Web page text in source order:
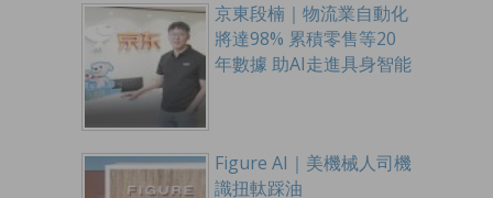
京東段楠｜物流業自動化
將達98% 累積零售等20
年數據 助AI走進具身智能
Figure AI｜美機械人司機
識扭軚踩油